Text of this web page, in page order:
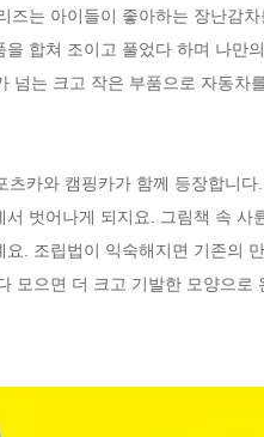
즈는 아이들이 좋아하는 장난감
을 합쳐 조이고 풀었다 하며 나
넘는 크고 작은 부품으로 자동
츠카와 캠핑카가 함께 등장합니
벗어나게 되지요. 그림책 속
. 조립법이 익숙해지면 기존의
모으면 더 크고 기발한 모양으로